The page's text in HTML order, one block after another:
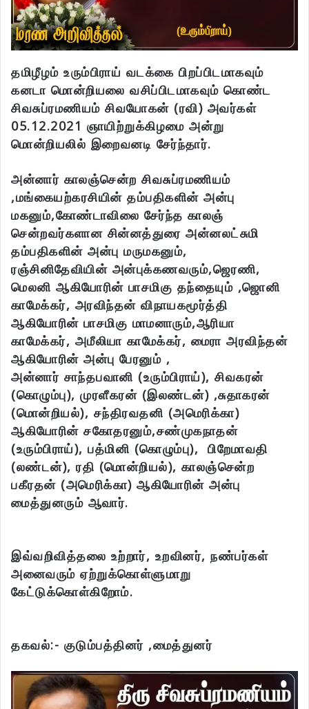
தமிழீழம் உரும்பிராய் வடக்கை பிறப்பிடமாகவும்
கனடா மொன்றியலை வசிப்பிடமாகவும் கொண்ட
சிவசுப்ரமணியம் சிவயோகன் (ரவி) அவர்கள்
05.12.2021 ஞாயிற்றுக்கிழமை அன்று
மொன்றியலில் இறைவனடி சேர்ந்தார்.
அன்னார் காலஞ்சென்ற சிவசுப்ரமணியம்
,மங்கையற்கரசியின் தம்பதிகளின் அன்பு
மகனும்,கோண்டாவிலை சேர்ந்த காலஞ்
சென்றவர்களான சின்னத்துரை அன்னலட்சுமி
தம்பதிகளின் அன்பு மருமகனும்,
ரஞ்சினிதேவியின் அன்புக்கணவரும்,ஜெரணி,
மெலனி ஆகியோரின் பாசமிகு தந்தையும் ,ஜொனி
காமேக்கர், அரவிந்தன் விநாயகமூர்த்தி
ஆகியோரின் பாசமிகு மாமனாரும்,ஆரியா
காமேக்கர், அமீலியா காமேக்கர், மைரா அரவிந்தன்
ஆகியோரின் அன்பு பேரனும் ,
அன்னார் சாந்தபவானி (உரும்பிராய்), சிவகரன்
(கொழும்பு), முரளீகரன் (இலண்டன்) ,சுதாகரன்
(மொன்றியல்), சந்திரவதனி (அமெரிக்கா)
ஆகியோரின் சகோதரனும்,சண்முகநாதன்
(உரும்பிராய்), பத்மினி (கொழும்பு), பிறேமாவதி
(லண்டன்), ரதி (மொன்றியல்), காலஞ்சென்ற
பகீரதன் (அமெரிக்கா) ஆகியோரின் அன்பு
மைத்துனரும் ஆவார்.
இவ்வறிவித்தலை உற்றார், உறவினர், நண்பர்கள்
அனைவரும் ஏற்றுக்கொள்ளுமாறு
கேட்டுக்கொள்கிறோம்.
தகவல்:- குடும்பத்தினர் ,மைத்துனர்